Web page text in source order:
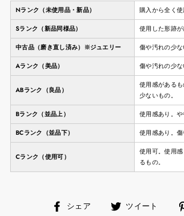
Nランク（未使用品・新品）
購入から全く使
Sランク（新品同様品） 使用した形跡が
中古品（磨き直し済み）※ジュエリー 傷や汚れの少な
Aランク（美品） 傷や汚れの少な
ABランク（良品）
使用感がある
少ないもの。
Bランク（並品上） 使用感あり。や
BCランク（並品下） 使用感あり。傷
Cランク（使用可）
使用可。使用
るもの。
シェア
facebookツイート